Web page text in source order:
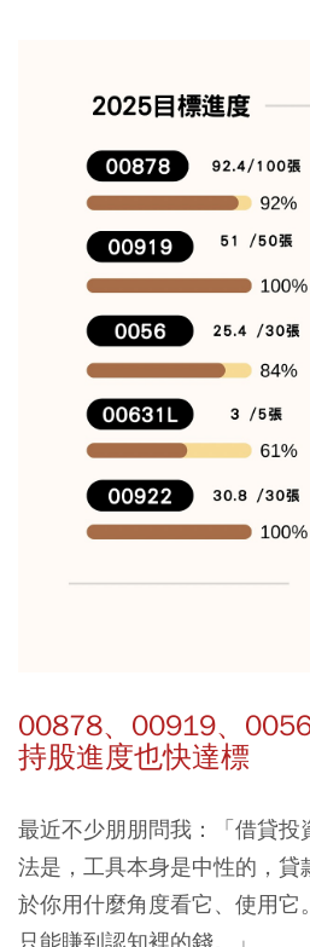
00878、00919、
持股進度也快達標
最近不少朋朋問我：「借貸投
法是，工具本身是中性的，貸
於你用什麼角度看它、使用
只能賺到認知裡的錢。」